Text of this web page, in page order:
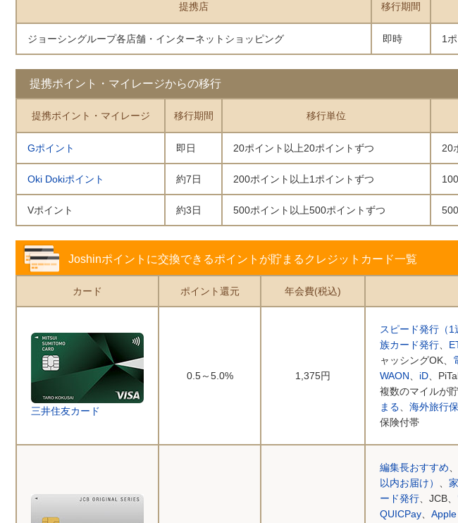
提携店 移行期間
ジョーシングループ各店舗・インターネットショッピング 即時 1
提携ポイント・マイレージからの移行
提携ポイント・マイレージ 移行期間 移行単位
Gポイント 即日 20ポイント以上20ポイントずつ 20
Oki Dokiポイント 約7日 200ポイント以上1ポイントずつ
Vポイント 約3日 500ポイント以上500ポイントずつ
Joshinポイントに交換できるポイントが貯まるクレジットカード一覧
カード ポイント還元 年会費(税込)
三井住友カード
0.5～5.0% 1,375円
スピード発行（1
族カード発行、
ャッシングOK、
WAON、 iD、
複数のマイルが貯
まる、 海外旅行
保険付帯
編集長おすすめ、
以内お届け） 、
ード発行、JCB、
QUICPay、